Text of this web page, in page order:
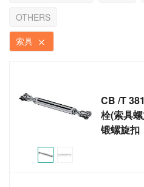
OTHERS
索具
CB /T
栓(索具
锻螺旋扣